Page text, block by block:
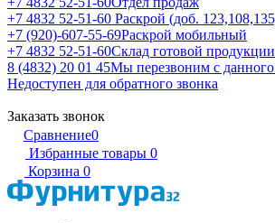
+7 4832 52-51-60 Раскрой (доб.
+7 (920)-607-55-69Раскрой мобильный
+7 4832 52-51-60Склад готовой
8 (4832) 20 01 45Мы перезвоним с
Недоступен для обратного звонка
Заказать звонок
Сравнение0
Избранные товары 0
Корзина 0